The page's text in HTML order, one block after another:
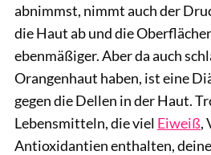
abnimmst, nimmt auch der
die Haut ab und die
ebenmäßiger. Aber da auch
Orangenhaut haben, ist eine
gegen die Dellen in der Haut.
Lebensmitteln, die viel Eiweiß,
Antioxidantien enthalten,